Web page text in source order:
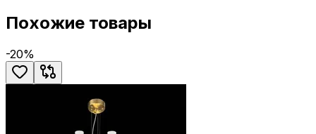
Похожие товары
-20%